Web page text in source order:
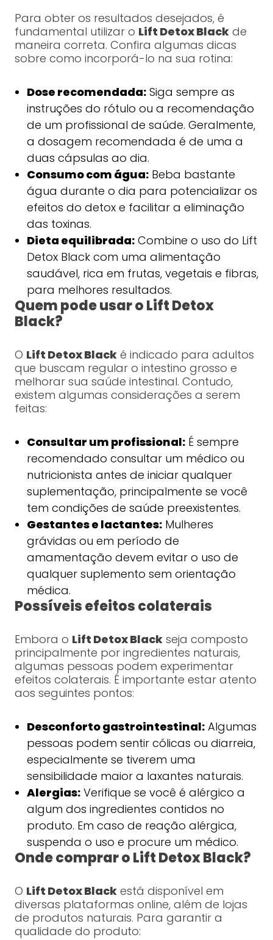
Para obter os resultados desejados, é
fundamental utilizar o Lift Detox Blackde
maneira correta. Confira algumas dicas
sobre como incorporá-lo na sua rotina:
Dose recomendada:Siga sempre as
instruções do rótulo ou a recomendação
de um profissional de saúde. Geralmente,
a dosagem recomendada é de uma a
duas cápsulas ao dia.
Consumo com água:Beba bastante
água durante o dia para potencializar os
efeitos do detox e facilitar a eliminação
das toxinas.
Dieta equilibrada:Combine o uso do Lift
Detox Black com uma alimentação
saudável, rica em frutas, vegetais e fibras,
para melhores resultados.
Quem pode usar o Lift Detox
Black?
O Lift Detox Blacké indicado para adultos
que buscam regular o intestino grosso e
melhorar sua saúde intestinal. Contudo,
existem algumas considerações a serem
feitas:
Consultar um profissional:É sempre
recomendado consultar um médico ou
nutricionista antes de iniciar qualquer
suplementação, principalmente se você
tem condições de saúde preexistentes.
Gestantes e lactantes:Mulheres
grávidas ou em período de
amamentação devem evitar o uso de
qualquer suplemento sem orientação
médica.
Possíveis efeitos colaterais
Embora o Lift Detox Blackseja composto
principalmente por ingredientes naturais,
algumas pessoas podem experimentar
efeitos colaterais. É importante estar atento
aos seguintes pontos:
Desconforto gastrointestinal:Algumas
pessoas podem sentir cólicas ou diarreia,
especialmente se tiverem uma
sensibilidade maior a laxantes naturais.
Alergias:Verifique se você é alérgico a
algum dos ingredientes contidos no
produto. Em caso de reação alérgica,
suspenda o uso e procure um médico.
Onde comprar o Lift Detox Black?
O Lift Detox Blackestá disponível em
diversas plataformas online, além de lojas
de produtos naturais. Para garantir a
qualidade do produto: